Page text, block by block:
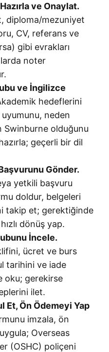
ve Onaylat.
diploma/mezuniyet
CV, referans ve
gibi evrakları
noter
ve İngilizce
hedeflerini
neden
Swinburne olduğunu
geçerli bir dil
Gönder.
yetkili başvuru
doldur, belgeleri
takip et; gerektiğinde
dönüş yap.
İncele.
ücret ve burs
tarihini ve iade
oku; gerekirse
ilet.
Et, Ön Ödemeyi Yap
imzala, ön
Overseas
(OSHC) poliçeni